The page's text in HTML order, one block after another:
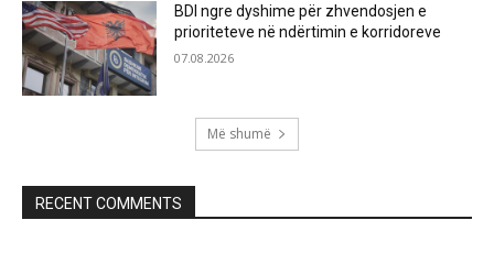
BDI ngre dyshime për zhvendosjen e
prioriteteve në ndërtimin e korridoreve
07.08.2026
Më shumë
RECENT COMMENTS